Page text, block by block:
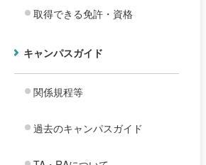
取得できる免許・資格
キャンパスガイド
関係規程等
過去のキャンパスガイド